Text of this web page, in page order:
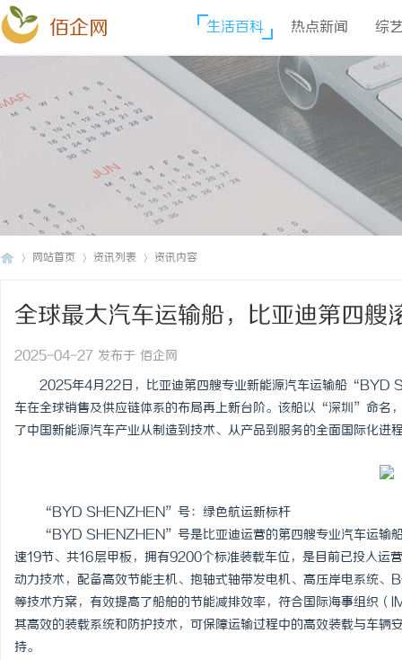
佰企网 生活百科 热点新闻 综
网站首页 资讯列表 资讯内容
全球最大汽车运输船，比亚迪第
航，助力全球绿色出行新篇章
2025-04-27 发布于 佰企网
2025年4月22日，比亚迪第四艘专业新能源汽车运输船“BYD
车在全球销售及供应链体系的布局再上新台阶。该船以“深圳”命名
了中国新能源汽车产业从制造到技术、从产品到服务的全面国际化进
“BYD SHENZHEN”号：绿色航运新标杆
“BYD SHENZHEN”号是比亚迪运营的第四艘专业汽车运输船
速19节、共16层甲板，拥有9200个标准装载车位，是目前已投入运
动力技术，配备高效节能主机、抱轴式轴带发电机、高压岸电系统
等技术方案，有效提高了船舶的节能减排效率，符合国际海事组织
其高效的装载系统和防护技术，可保障运输过程中的高效装载与车
持。